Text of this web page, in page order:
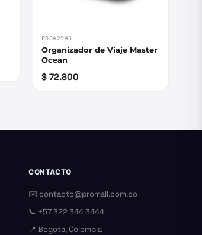
PROA2943
Organizador de Viaje Master
Ocean
$ 72.800
CONTACTO
✉️contacto@promall.com.co
📞 +57 322 344 3444
📍 Bogotá, Colombia